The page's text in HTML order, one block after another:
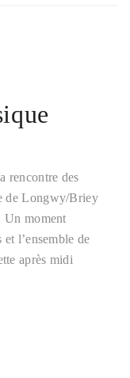
rencontre des
de Longwy/Briey
Un moment
l’ensemble de
après midi